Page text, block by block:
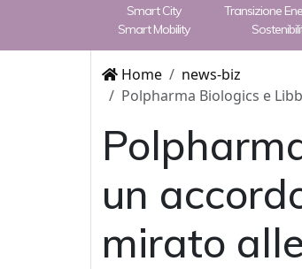
Smart City
Smart Mobility
Transizione
Home
news-biz
Polpharma Biologics e
un
mirato